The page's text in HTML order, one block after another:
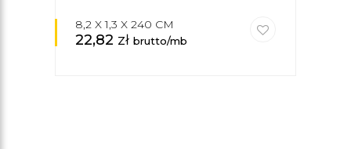
8,2 X 1,3 X 240 CM
22,82 zł brutto/mb